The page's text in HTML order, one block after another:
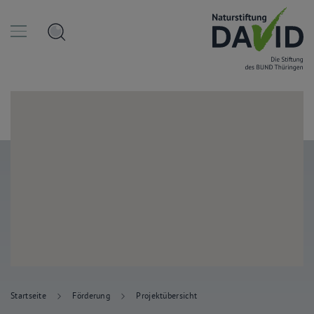
Startseite Förderung Projektübersicht